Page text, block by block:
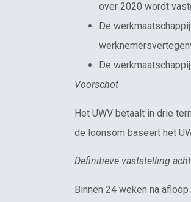
over 2020 wordt
De
De
Voorschot
Het UWV betaalt in drie
de loonsom baseert het
Definitieve vaststelling
Binnen 24 weken na